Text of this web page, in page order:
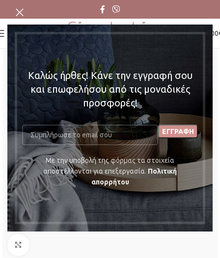
Καλώς ήρθες! Κάνε την εγγραφή σου
και επωφελήσου από τις μοναδικές
προσφορές!
Mε την υποβολή της φόρμας τα στοιχεία
αποστέλλονται για επεξεργασία. Πολιτική
απορρήτου
MENU 0,00